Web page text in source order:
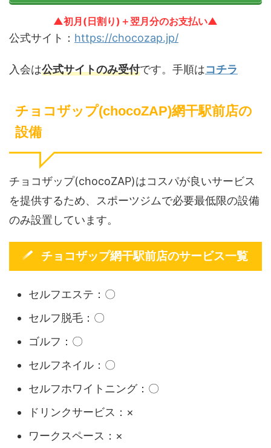
▲初月(日割り)＋翌月分のお支払い▲
公式サイト： https://chocozap.jp/
入会は公式サイトのみ受付です。手順はコチラ
チョコザップ(chocoZAP)網干駅前店の
設備
チョコザップ(chocoZAP)はコスパが良いサービス
を提供するため、スポーツジムで必要最低限の設備
のみ設置しています。
チョコザップ網干駅前店のサービス一覧
セルフエステ：〇
セルフ脱毛：〇
ゴルフ：〇
セルフネイル：〇
セルフホワイトニング：〇
ドリンクサービス：×
ワークスペース：×